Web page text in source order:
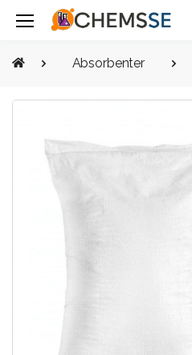
Absorbenter